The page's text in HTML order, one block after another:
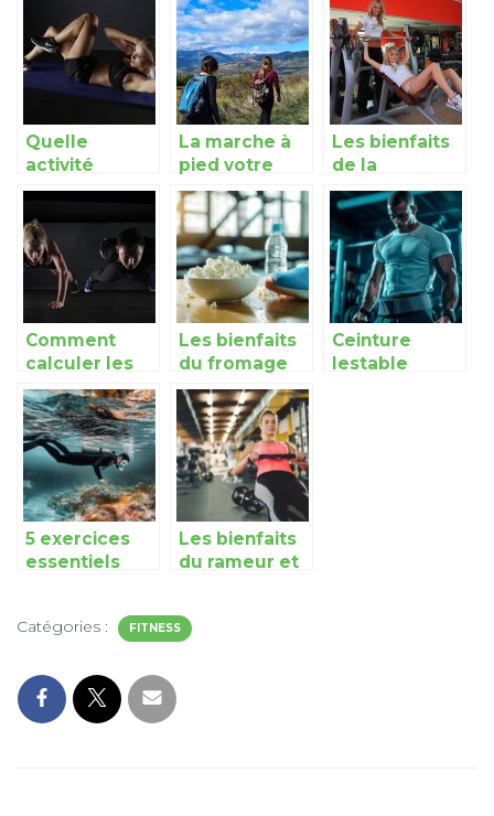
Quelle
activité
sportive
pour perdre
du poids?
La marche à
pied votre
allié fitness
Les bienfaits
de la
musculation
sur la santé
Comment
calculer les
depenses
caloriques ?
Les bienfaits
du fromage
blanc après
un
entraînement
sportif
Ceinture
lestable
5 exercices
essentiels
capacites a
apnee
Les bienfaits
du rameur et
au quotidien
Catégories : FITNESS